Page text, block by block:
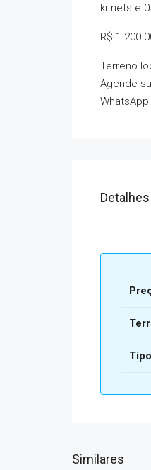
kitnets e
R$
Terreno
Agende
WhatsApp
Detalhes
Similares